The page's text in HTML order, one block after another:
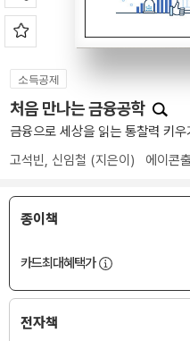
소득공제
처음 만나는 금융공학
금융으로 세상을 읽는 통찰력 키
고석빈, 신임철 (지은이) 에이콘
종이책
카드최대혜택가
전자책